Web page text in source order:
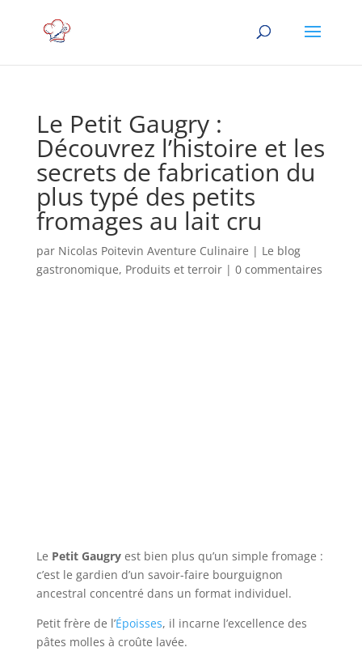
Le Petit Gaugry :
Découvrez l’histoire et les
secrets de fabrication du
plus typé des petits
fromages au lait cru
par Nicolas Poitevin Aventure Culinaire | Le blog
gastronomique, Produits et terroir| 0 commentaires
Le Petit Gaugryest bien plus qu’un simple fromage :
c’est le gardien d’un savoir-faire bourguignon
ancestral concentré dans un format individuel.
Petit frère de l’Époisses, il incarne l’excellence des
pâtes molles à croûte lavée.